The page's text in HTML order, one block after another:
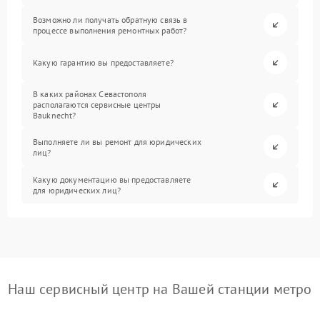
Возможно ли получать обратную связь в
процессе выполнения ремонтных работ?
Какую гарантию вы предоставляете?
В каких районах Севастополя
располагаются сервисные центры
Bauknecht?
Выполняете ли вы ремонт для юридических
лиц?
Какую документацию вы предоставляете
для юридических лиц?
Наш сервисный центр на Вашей станции метро